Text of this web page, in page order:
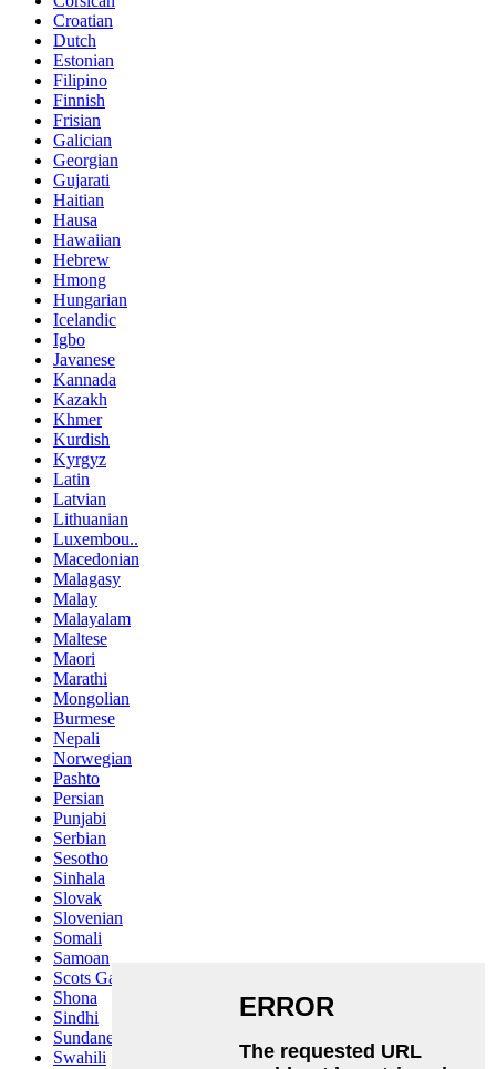
Croatian
Dutch
Estonian
Filipino
Finnish
Frisian
Galician
Georgian
Gujarati
Haitian
Hausa
Hawaiian
Hebrew
Hmong
Hungarian
Icelandic
Igbo
Javanese
Kannada
Kazakh
Khmer
Kurdish
Kyrgyz
Latin
Latvian
Lithuanian
Luxembou..
Macedonian
Malagasy
Malay
Malayalam
Maltese
Maori
Marathi
Mongolian
Burmese
Nepali
Norwegian
Pashto
Persian
Punjabi
Serbian
Sesotho
Sinhala
Slovak
Slovenian
Somali
Samoan
Scots Gaelic
Shona
Sindhi
Sundanese
Swahili